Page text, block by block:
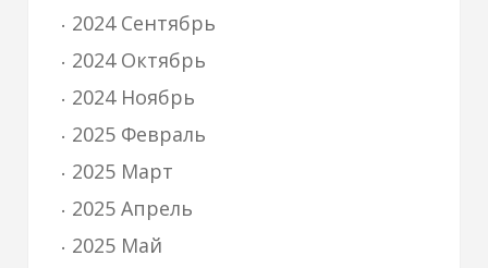
2024 Сентябрь
2024 Октябрь
2024 Ноябрь
2025 Февраль
2025 Март
2025 Апрель
2025 Май